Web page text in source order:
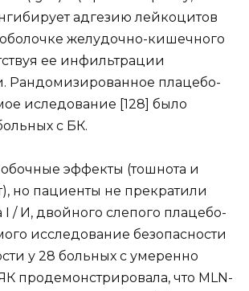
адгезию лейкоцитов
желудочно-кишечного
ее инфильтрации
Рандомизированное плацебо-
иследование [128] было
с БК.
эффекты (тошнота и
но пациенты не прекратили
I / И, двойного слепого плацебо-
исследование безопасности
у 28 больных с умеренно
продемонстрировала, что MLN-